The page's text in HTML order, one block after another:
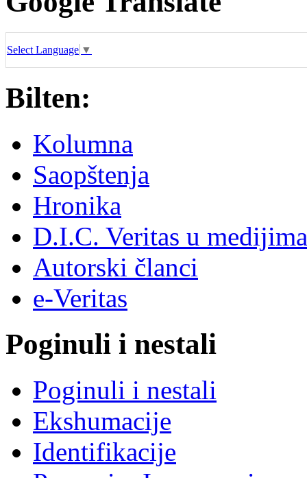
Select Language ▼
Bilten:
Kolumna
Saopštenja
Hronika
D.I.C. Veritas u medijima
Autorski članci
e-Veritas
Poginuli i nestali
Poginuli i nestali
Ekshumacije
Identifikacije